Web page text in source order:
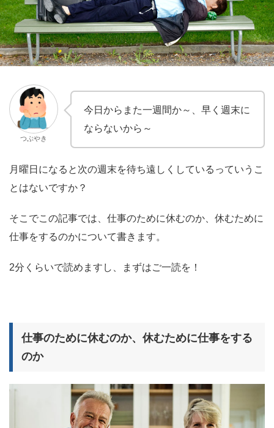
つぶやき
今日からまた一週間か～、早く週末に
ならないから～
月曜日になると次の週末を待ち遠しくしているっていうこ
とはないですか？
そこでこの記事では、仕事のために休むのか、休むために
仕事をするのかについて書きます。
2分くらいで読めますし、まずはご一読を！
仕事のために休むのか、休むために仕事をする
のか